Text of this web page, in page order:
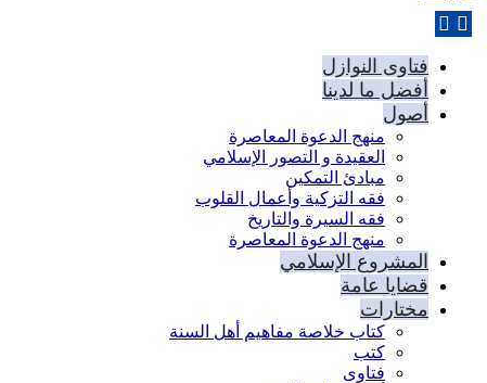
فتاوى النوازل
أفضل ما لدينا
أصول
منهج الدعوة المعاصرة
العقيدة و التصور الإسلامي
مبادئ التمكين
فقه التزكية وأعمال القلوب
فقه السيرة والتاريخ
منهج الدعوة المعاصرة
المشروع الإسلامي
قضايا عامة
مختارات
كتاب خلاصة مفاهيم أهل السنة
كتب
فتاوى